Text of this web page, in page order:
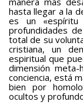
hasta llegar a la
es un
profundidades
total de su
cristiana, un
espiritual que
dimensión
conciencia, está
bien por
ocultos y